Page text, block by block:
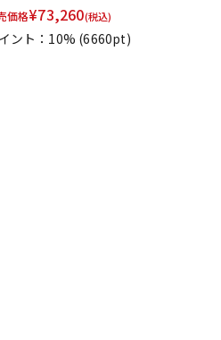
価格¥73,260(税込)
ント：10% (6660pt)